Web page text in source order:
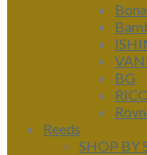
BG
Reeds
SHOP BY